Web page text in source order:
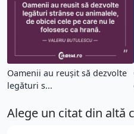
Oamenii au reușit să dezvolte
legături s...
Alege un citat din altă